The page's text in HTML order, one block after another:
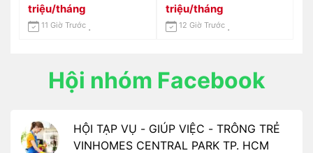
Bình Lương 10-12 Triệu /
Tháng
triệu/tháng
11 Giờ Trước
Chánh, Long An 📢 Gọi
Em 0966529171
triệu/tháng
12 Giờ Trước
Hội nhóm Facebook
HỘI TẠP VỤ - GIÚP VIỆC - TRÔNG TRẺ
VINHOMES CENTRAL PARK TP. HCM